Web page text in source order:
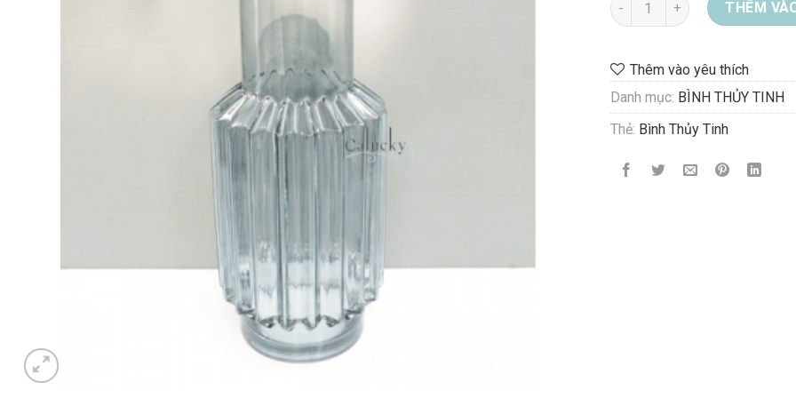
THÊM
Thêm vào yêu thích
Danh mục: BÌNH THỦY TINH
Thẻ: Bình Thủy Tinh